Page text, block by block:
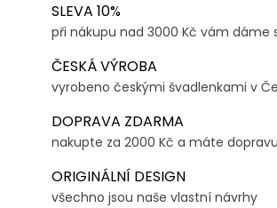
SLEVA 10%
při nákupu nad 3000 Kč vám dáme
ČESKÁ VÝROBA
vyrobeno českými švadlenkami v
DOPRAVA ZDARMA
nakupte za 2000 Kč a máte
ORIGINÁLNÍ DESIGN
všechno jsou naše vlastní návrhy